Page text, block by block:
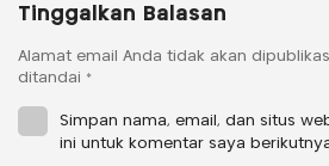
Tinggalkan Balasan
Alamat email Anda tidak akan
ditandai *
Simpan nama, email, dan situs
ini untuk komentar saya